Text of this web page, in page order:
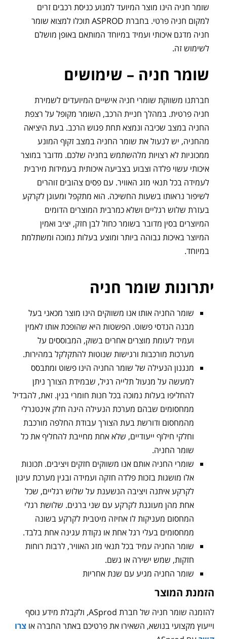
שומר חניה הינו מוצר המיועד למנוע כניסת רכבים זרים
למקום חניה פרטי. בחברת ASPROD תוכלו למצוא שומר
חניה מדגם איכותי ועמיד במיוחד המותאם באופן מושלם
לשימוש זה.
שומר חניה – שימושים
חברתנו משווקת שומרי חניה אישיים המיועדים לשמירת
חניה פרטית. במהלך חניית הרכב, השומר מקופל על רצפת
החניה במצב שכיבה ונמצא תחת פגוש הרכב. בעת היציאה
מהחניה, יש לנעול את שומר החניה במצב זקוף המונע
ממכוניות לא רצויות מלהשתמש בחניה שלכם. מדובר במוצר
איכותי עשוי פלדה וצבוע בצביעה איכותית בעמידות מירבית
לעמידה בכל תנאי מזג האוויר. עם פסים צהובים זוהרים
לשיפור נראותו בשעות החשיכה. הוא מתקפל ומעוגן לקרקע
בעזרת שלוש רגליים ושלא כמרבית המוצרים הדומים
המיוצרים בסין מדובר בשומר כחול לבן חזק, יציב ואמין
המיוצר באיכות גבוהה ביותר ומוצע בעלות נמוכה ומשתלמת
במיוחד.
יתרונות שומר חניה
שומר החניה אותו אנו משווקים הינו מוצר מכאני בעל
מבנה הנדסי פשוט. הפשטות היא שהופכת אותו לאמין
ועמיד לעומת מוצרים אחרים בשוק, המבוססים על
מערכות מורכבות ורגישות שנוטות להתקלקל במהירות.
מנגנון הנעילה של שומר החניה הינו פשוט ומתבסס
למעשה על מנעול תלייה רגיל, שבמידת הצורך ניתן
להחליפו בעלות נמוכה בכל חנות חומרי בנין. זאת, להבדיל
ממחסומים שבהם מערכת הנעילה הינה חלק אינטגרלי
מהמחסום ודורשת בעת הצורך עבודת החלפה מורכבת
וחלקי חילוף ייעודיים, שלא אחת מחייבת להחליף את כל
שומר החניה.
שומרי החניה אותם אנו משווקים חזקים ויציבים. תכונות
אלו מושגות בזכות פלדה חזקה ועמידה ובגין מערכת עיגון
לקרקע איתנה ויציבה הנשענת על שלוש רגליים, שכל
אחת מהן מעוגנת לקרקע עם שני ברגים. שלושת רגלי
המחסום מעניקות לו אחיזה מיטבית לקרקע בשונה
ממחסומים בעלי רגל אחת או נקודת עגינה אחת בלבד.
שומר החניה עמיד בכל תנאי מזג האוויר, לרבות רוחות
חזקות, שמש ישירה או גשם.
שומר החניה מגיע עם שנת אחריות
הזמנת המוצר
להזמנה שומר חניה של חברת ASprod, ולקבלת מידע נוסף
וייעוץ מקצועי בנושא, השאירו את פרטיכם באתר החברה או צרו